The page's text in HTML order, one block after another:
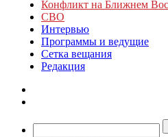
Конфликт на Ближнем
СВО
Интервью
Программы и ведущие
Сетка вещания
Редакция